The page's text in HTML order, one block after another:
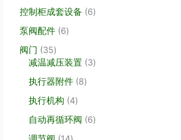
品
产
控制柜成套设备 66
泵阀配件 66
产
品
阀门 353
5
产
品
减温减压装置 33
执行器附件 88
品
执行机构 44
产
自动再循环阀 66